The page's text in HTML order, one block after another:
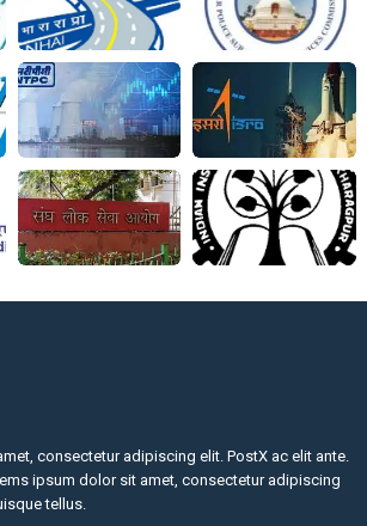
consectetur adipiscing elit. PostX ac elit ante.
ipsum dolor sit amet, consectetur adipiscing
tellus.